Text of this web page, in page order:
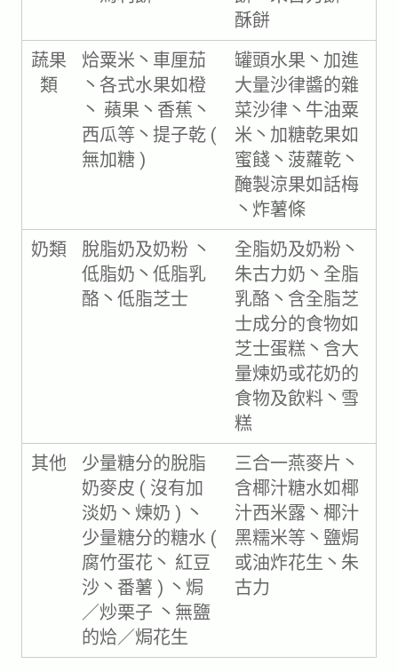
酥餅
蔬果
類
烚粟米丶車厘茄
丶各式水果如橙
丶 蘋果丶香蕉丶
西瓜等丶提子乾 (
無加糖 )
罐頭水果丶加進
大量沙律醬的雜
菜沙律丶牛油粟
米丶加糖乾果如
蜜餞丶菠蘿乾丶
醃製涼果如話梅
丶炸薯條
奶類
脫脂奶及奶粉 丶
低脂奶丶低脂乳
酪丶低脂芝士
全脂奶及奶粉丶
朱古力奶丶全脂
乳酪丶含全脂芝
士成分的食物如
芝士蛋糕丶含大
量煉奶或花奶的
食物及飲料丶雪
糕
其他
少量糖分的脫脂
奶麥皮 ( 沒有加
淡奶丶煉奶 ) 丶
少量糖分的糖水 (
腐竹蛋花丶 紅豆
沙丶番薯 ) 丶焗
／炒栗子 丶無鹽
的烚／焗花生
三合一燕麥片丶
含椰汁糖水如椰
汁西米露丶椰汁
黑糯米等丶鹽焗
或油炸花生丶朱
古力